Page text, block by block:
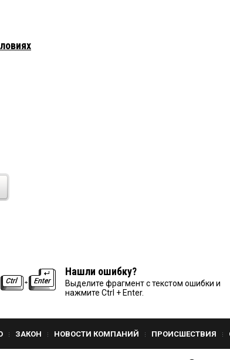
Нашли ошибку?
Выделите фрагмент с текстом ошибки и
нажмите Ctrl + Enter.
ЗАКОН НОВОСТИ КОМПАНИЙ ПРОИСШЕСТВИЯ